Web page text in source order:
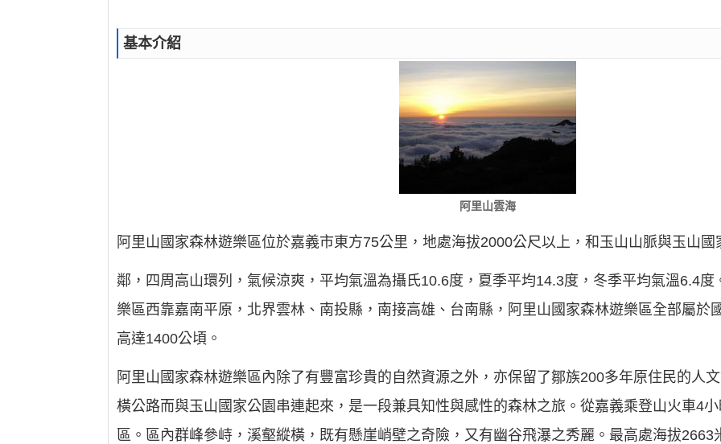
基本介紹
阿里山雲海
阿里山國家森林遊樂區位於嘉義市東方75公里，地處海拔2000公尺以上，和玉山山脈與玉山國
鄰，四周高山環列，氣候涼爽，平均氣溫為攝氏10.6度，夏季平均14.3度，冬季平均氣溫6.4度
樂區西靠嘉南平原，北界雲林、南投縣，南接高雄、台南縣，阿里山國家森林遊樂區全部屬於
高達1400公頃。
阿里山國家森林遊樂區內除了有豐富珍貴的自然資源之外，亦保留了鄒族200多年原住民的人
橫公路而與玉山國家公園串連起來，是一段兼具知性與感性的森林之旅。從嘉義乘登山火車4
區。區內群峰參峙，溪壑縱橫，既有懸崖峭壁之奇險，又有幽谷飛瀑之秀麗。最高處海拔2663